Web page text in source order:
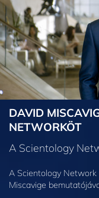
DAVID
NETWORKÖT
A Scientology
A Scientology
Miscavige